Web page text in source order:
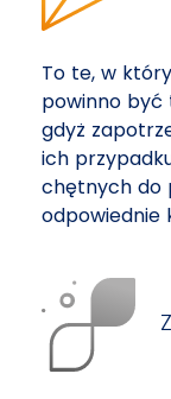
To te, w
powinno być
gdyż
ich
chętnych do
odpowiednie